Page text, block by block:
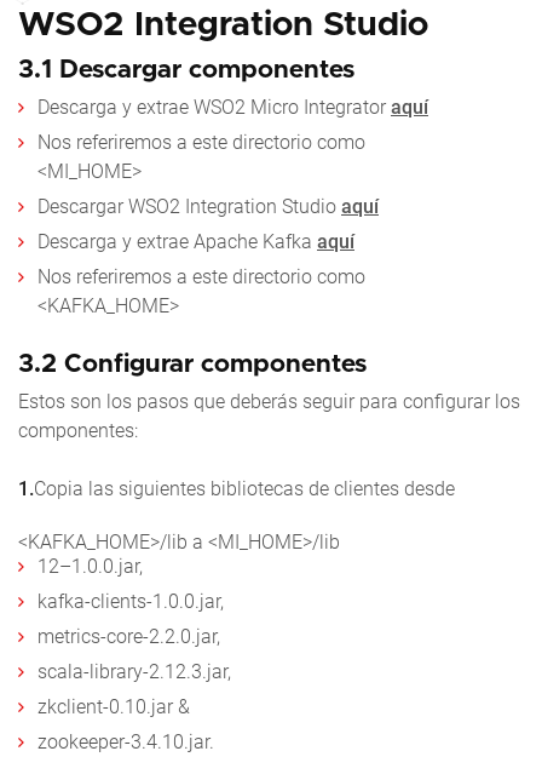
WSO2 Integration Studio
3.1 Descargar componentes
Descarga y extrae WSO2 Micro Integrator aquí
Nos referiremos a este directorio como
<MI_HOME>
Descargar WSO2 Integration Studio aquí
Descarga y extrae Apache Kafka aquí
Nos referiremos a este directorio como
<KAFKA_HOME>
3.2 Configurar componentes
Estos son los pasos que deberás seguir para configurar los
componentes:
1.Copia las siguientes bibliotecas de clientes desde
<KAFKA_HOME>/lib a <MI_HOME>/lib
12–1.0.0.jar,
kafka-clients-1.0.0.jar,
metrics-core-2.2.0.jar,
scala-library-2.12.3.jar,
zkclient-0.10.jar &
zookeeper-3.4.10.jar.